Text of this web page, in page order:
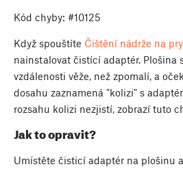
Kód chyby: #10125
Když spouštíte Čištění nádrže na
nainstalovat čistící adaptér.
vzdálenosti věže, než zpomalí, a
dosahu zaznamená "kolizi" s
rozsahu kolizi nezjistí, zobrazí tuto
Jak to opravit?
Umístěte čisticí adaptér na plošinu